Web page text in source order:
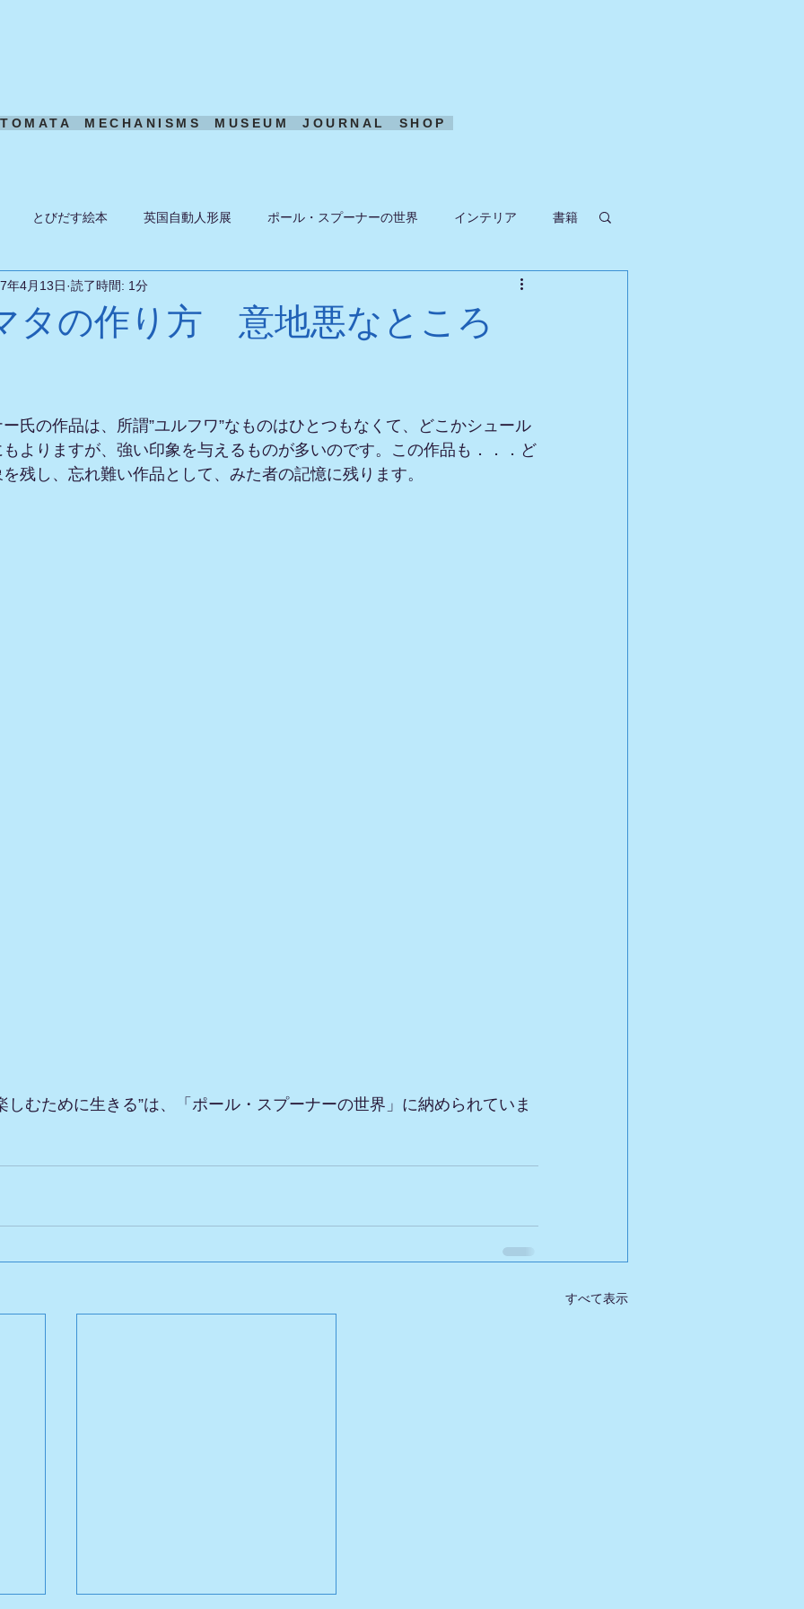
MECHANISMS MUSEUM JOURNAL SHOP
とびだす絵本 英国自動人形展 ポール・スプーナーの世界 インテリア 書籍
ン ある日の風景
タの作り方 意地悪なところ
年4月13日 読了時間: 1分
氏の作品は、所謂”ユルフワ”なものはひとつもなくて、どこかシュール
よりますが、強い印象を与えるものが多いのです。この作品も．．．ど
残し、忘れ難い作品として、みた者の記憶に残ります。
しむために生きる”は、「ポール・スプーナーの世界」に納められていま
すべて表示